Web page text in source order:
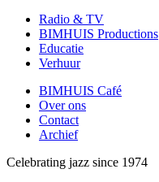
Radio & TV
BIMHUIS Productions
Educatie
Verhuur
BIMHUIS Café
Over ons
Contact
Archief
Celebrating jazz since 1974